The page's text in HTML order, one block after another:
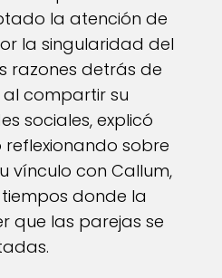
la atención de
la singularidad del
razones detrás de
compartir su
sociales, explicó
sobre
vínculo con Callum,
donde la
que las parejas se